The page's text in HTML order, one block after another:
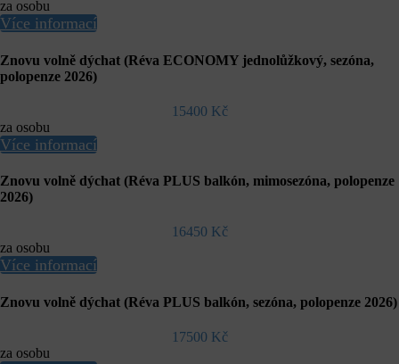
za osobu
Více informací
Znovu volně dýchat (Réva ECONOMY jednolůžkový, sezóna,
polopenze 2026)
15400 Kč
za osobu
Více informací
Znovu volně dýchat (Réva PLUS balkón, mimosezóna, polopenze
2026)
16450 Kč
za osobu
Více informací
Znovu volně dýchat (Réva PLUS balkón, sezóna, polopenze 2026)
17500 Kč
za osobu